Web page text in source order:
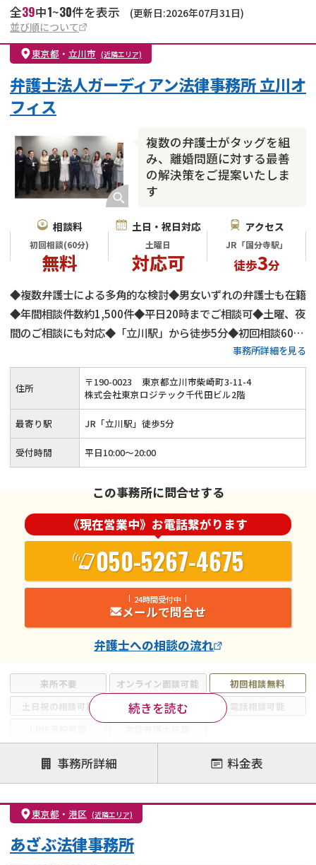
全39中1~30件を表示
(更新日:2026年07月31日)
並び順について
東京都 ・ 立川市 (近隣エリア)
複数の弁護士がタッグを組
み、離婚問題に対する最善
の解決策をご提案いたしま
す
弁護士法人ガーディアン法律事務所 立川オ
フィス
相談料
初回相談(60分)
無料
土日・祝日対応
土曜日
対応可
アクセス
JR「国分寺駅」
徒歩3分
◆複数弁護士による多角的な検討◆男女いずれの弁護士も在籍
◆年間相談件数約1,500件◆平日20時までご相談可◆土曜、夜
間のご相談にも対応◆「立川駅」から徒歩5分◆初回相談60分
無料◆弁護士費用は分割払いも可◆養育費・財産分与・慰謝料
請求も安心◆代理交渉にもご対応
事務所詳細を見る
来所不要 オンライン面談可能
初回相談無料
土日祝の相談可能
19時以降電話可能
電話相談可能
注力案件
離婚前相談
離婚調停
離婚裁判
親権・面会交流権
DV
モラハラ
不貞・不倫慰謝料請求
国際離婚
財産分与
続きを読む
住所 〒190-0023
東京都立川市柴崎町3-11-4
株式会社東京ロジテック千代田ビル2階
最寄り駅 JR「立川駅」徒歩5分
受付時間 平日10:00～20:00
この事務所に問合せする
《現在営業中》お電話繋がります
050-5267-4675
24時間受付中
メールで問合せ
弁護士への相談の流れ
事務所詳細 料金表
東京都 ・ 港区 (近隣エリア)
あざぶ法律事務所